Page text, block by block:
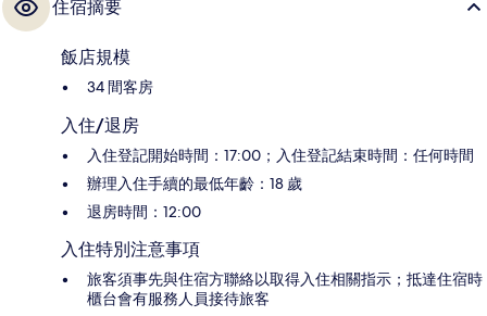
住宿摘要
飯店規模
34 間客房
入住/退房
入住登記開始時間：17:00；入住登記結束時間：任何時間
辦理入住手續的最低年齡：18 歲
退房時間：12:00
入住特別注意事項
旅客須事先與住宿方聯絡以取得入住相關指示；抵達住宿時
櫃台會有服務人員接待旅客